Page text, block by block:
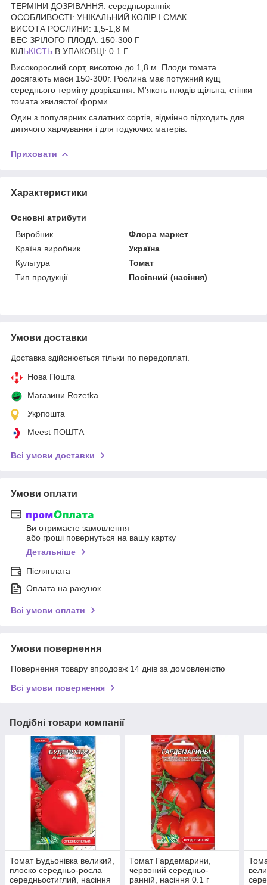
ТЕРМІНИ ДОЗРІВАННЯ: середньоранніх
ОСОБЛИВОСТІ: УНІКАЛЬНИЙ КОЛІР І СМАК
ВИСОТА РОСЛИНИ: 1,5-1,8 М
ВЕС ЗРІЛОГО ПЛОДА: 150-300 Г
КІЛЬКІСТЬ В УПАКОВЦІ: 0.1 Г
Високорослий сорт, висотою до 1,8 м. Плоди томата
досягають маси 150-300г. Рослина має потужний кущ
середнього терміну дозрівання. М'якоть плодів щільна, стінки
томата хвилястої форми.
Один з популярних салатних сортів, відмінно підходить для
дитячого харчування і для годуючих матерів.
Приховати
Характеристики
Основні атрибути
Виробник
Флора маркет
Країна виробник
Україна
Культура
Томат
Тип продукції
Посівний (насіння)
Умови доставки
Доставка здійснюється тільки по передоплаті.
Нова Пошта
Магазини Rozetka
Укрпошта
Meest ПОШТА
Всі умови доставки
Умови оплати
Ви отримаєте замовлення
або гроші повернуться на вашу картку
Детальніше
Післяплата
Оплата на рахунок
Всі умови оплати
Умови повернення
Повернення товару впродовж 14 днів за домовленістю
Всі умови повернення
Подібні товари компанії
Томат Будьонівка великий,
плоско середньо-росла
середньостиглий, насіння
Томат Гардемарини,
червоний середньо-
ранній, насіння 0.1 г